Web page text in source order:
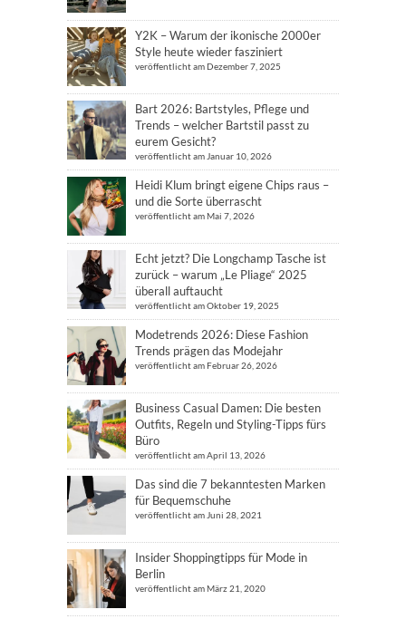
Y2K – Warum der ikonische 2000er
Style heute wieder fasziniert
veröffentlicht am Dezember 7, 2025
Bart 2026: Bartstyles, Pflege und
Trends – welcher Bartstil passt zu
eurem Gesicht?
veröffentlicht am Januar 10, 2026
Heidi Klum bringt eigene Chips raus –
und die Sorte überrascht
veröffentlicht am Mai 7, 2026
Echt jetzt? Die Longchamp Tasche ist
zurück – warum „Le Pliage“ 2025
überall auftaucht
veröffentlicht am Oktober 19, 2025
Modetrends 2026: Diese Fashion
Trends prägen das Modejahr
veröffentlicht am Februar 26, 2026
Business Casual Damen: Die besten
Outfits, Regeln und Styling-Tipps fürs
Büro
veröffentlicht am April 13, 2026
Das sind die 7 bekanntesten Marken
für Bequemschuhe
veröffentlicht am Juni 28, 2021
Insider Shoppingtipps für Mode in
Berlin
veröffentlicht am März 21, 2020